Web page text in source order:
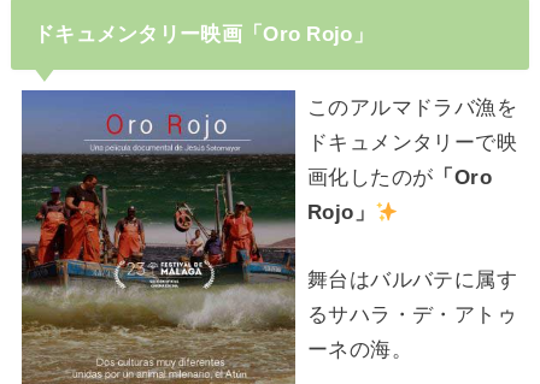
ドキュメンタリー映画「Oro Rojo」
このアルマドラバ漁を
ドキュメンタリーで映
画化したのが 「Oro
Rojo」
舞台はバルバテに属す
るサハラ・デ・アトゥ
ーネの海。